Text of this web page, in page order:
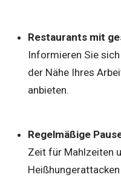
Restaurants mit
Informieren Sie
der Nähe Ihres
anbieten.
Regelmäßige
Zeit für Mahlzeiten